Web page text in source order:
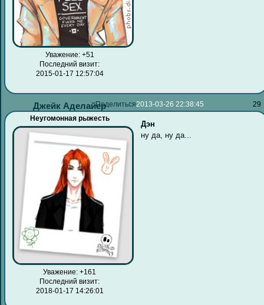
Уважение: +51
Последний визит:
2015-01-17 12:57:04
Поделиться 29
2013-03-26 22:38:45
Джейк Аделайер
Неугомонная рыжесть
Уважение: +161
Последний визит:
2018-01-17 14:26:01
Дэн
ну да, ну да...